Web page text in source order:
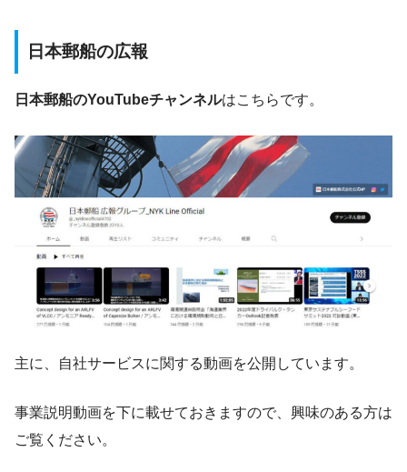
日本郵船の広報
日本郵船のYouTubeチャンネルはこちらです。
主に、自社サービスに関する動画を公開しています。
事業説明動画を下に載せておきますので、興味のある方は
ご覧ください。